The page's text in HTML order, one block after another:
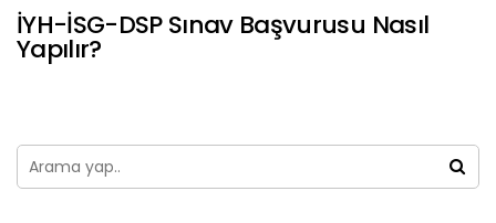
İYH-İSG-DSP Sınav Başvurusu Nasıl
Yapılır?